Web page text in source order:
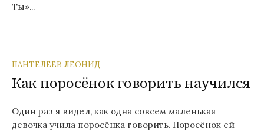
Ты»...
ПАНТЕЛЕЕВ ЛЕОНИД
Как поросёнок говорить научился
Один раз я видел, как одна совсем маленькая
девочка учила поросёнка говорить. Поросёнок ей